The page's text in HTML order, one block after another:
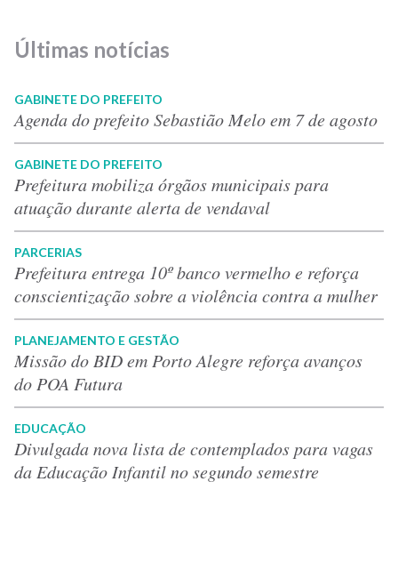
Últimas notícias
GABINETE DO PREFEITO
Agenda do prefeito Sebastião Melo em 7 de agosto
GABINETE DO PREFEITO
Prefeitura mobiliza órgãos municipais para
atuação durante alerta de vendaval
PARCERIAS
Prefeitura entrega 10º banco vermelho e reforça
conscientização sobre a violência contra a mulher
PLANEJAMENTO E GESTÃO
Missão do BID em Porto Alegre reforça avanços
do POA Futura
EDUCAÇÃO
Divulgada nova lista de contemplados para vagas
da Educação Infantil no segundo semestre